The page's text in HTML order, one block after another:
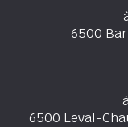
6500
6500 Leval-